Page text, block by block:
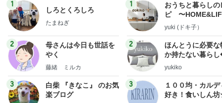
1
しろとくろしろ
たまねぎ
2
母さんは今日も世話を
やく
藤緒 ミルカ
3
白柴 『きなこ』 のお気
楽ブログ
1
おうちと暮らしの
ピ 〜
yuki (ドキ子）
2
ほんとうに必要な
か持たない暮ら
ep Life Simple◆
yukiko
3
１００均・カルデ
好き！食いしん